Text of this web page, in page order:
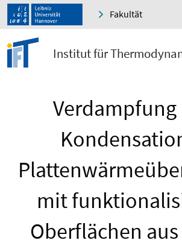
Fakultät
Institut für
Verdampfung
mit
Oberflächen